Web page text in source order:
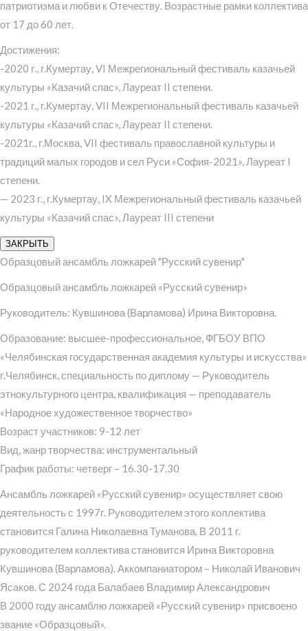
патриотизма и любви к Отечеству. Возрастные рамки коллектива
от 17 до 60 лет.
Достижения:
-2020 г., г.Кумертау, VI Межрегиональный фестиваль казачьей
культуры «Казачий спас», Лауреат II степени.
-2021 г., г.Кумертау, VII Межрегиональный фестиваль казачьей
культуры «Казачий спас», Лауреат II степени.
-2021г., г.Москва, VII фестиваль православной культуры и
традиций малых городов и сел Руси «София-2021», Лауреат I
степени.
— 2023 г., г.Кумертау, IX Межрегиональный фестиваль казачьей
культуры «Казачий спас», Лауреат III степени
ЗАКРЫТЬ
Образцовый ансамбль ложкарей "Русский сувенир"
Образцовый ансамбль ложкарей «Русский сувенир»
Руководитель: Кувшинова (Варламова) Ирина Викторовна.
Образование: высшее-профессиональное, ФГБОУ ВПО
«Челябинская государственная академия культуры и искусства»
г.Челябинск, специальность по диплому — Руководитель
этнокультурного центра, квалификация — преподаватель
«Народное художественное творчество»
Возраст участников: 9-12 лет
Вид, жанр творчества: инструментальный
График работы: четверг – 16.30-17.30
Ансамбль ложкарей «Русский сувенир» осуществляет свою
деятельность с 1997г. Руководителем этого коллектива
становится Галина Николаевна Туманова. В 2011 г.
руководителем коллектива становится Ирина Викторовна
Кувшинова (Варламова). Аккомпаниатором – Николай Иванович
Ясаков. С 2024 года Балабаев Владимир Александрович
В 2000 году ансамблю ложкарей «Русский сувенир» присвоено
звание «Образцовый».